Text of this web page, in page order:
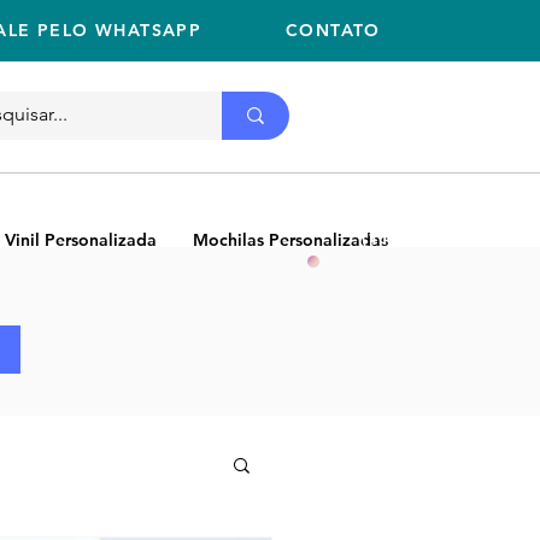
Personalizada Mochilas Personalizadas(11) 2059-2675
PELO WHATSAPP CONTATO
NEW